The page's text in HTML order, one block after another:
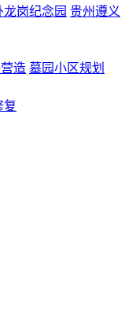
龙岗纪念园 贵州遵义
造 墓园小区规划
复